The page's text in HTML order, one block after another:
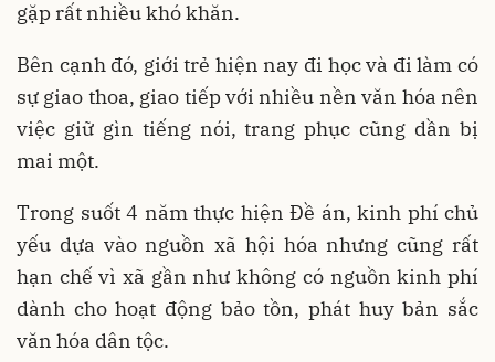
gặp rất nhiều khó khăn.
Bên cạnh đó, giới trẻ hiện nay đi học và đi làm có
sự giao thoa, giao tiếp với nhiều nền văn hóa nên
việc giữ gìn tiếng nói, trang phục cũng dần bị
mai một.
Trong suốt 4 năm thực hiện Đề án, kinh phí chủ
yếu dựa vào nguồn xã hội hóa nhưng cũng rất
hạn chế vì xã gần như không có nguồn kinh phí
dành cho hoạt động bảo tồn, phát huy bản sắc
văn hóa dân tộc.